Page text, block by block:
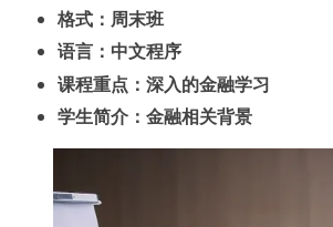
格式：周末班
语言：中文程序
课程重点：深入的金融学习
学生简介：金融相关背景